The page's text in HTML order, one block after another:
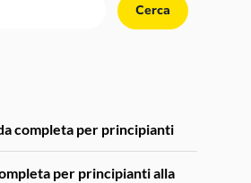
completa per principianti
per principianti alla